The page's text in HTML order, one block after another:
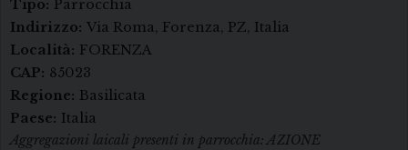
Tipo: Parrocchia
Indirizzo: Via Roma, Forenza, PZ, Italia
Località: FORENZA
CAP: 85023
Regione: Basilicata
Paese: Italia
Aggregazioni laicali presenti in parrocchia: AZIONE